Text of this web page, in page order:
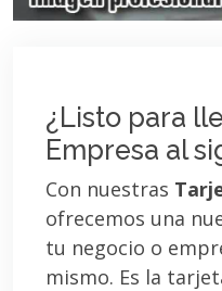
¿Listo para
Empresa al
Con nuestras
ofrecemos una
tu negocio o
mismo. Es la